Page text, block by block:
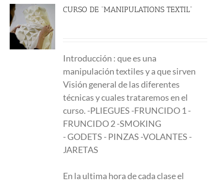
CURSO DE “MANIPULATIONS TEXTIL”
Introducción : que es una
manipulación textiles y a que sirven
Visión general de las diferentes
técnicas y cuales trataremos en el
curso. -PLIEGUES -FRUNCIDO 1 -
FRUNCIDO 2 -SMOKING
- GODETS - PINZAS -VOLANTES -
JARETAS
En la ultima hora de cada clase el